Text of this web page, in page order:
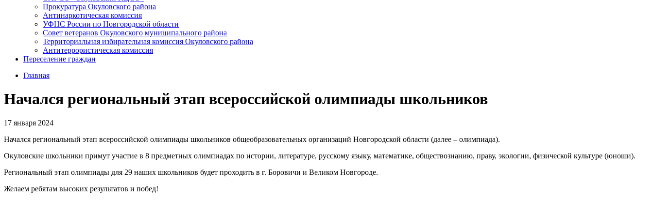
Прокуратура Окуловского района
Антинаркотическая комиссия
УФНС России по Новгородской области
Совет ветеранов Окуловского муниципального района
Территориальная избирательная комиссия Окуловского района
Антитеррористическая комиссия
Переселение граждан
Главная
Начался региональный этап всероссийской олимпиады школьников
17 января 2024
Начался региональный этап всероссийской олимпиады школьников общеобразовательных организаций Новгородской области (далее – олимпиада).
Окуловские школьники примут участие в 8 предметных олимпиадах по истории, литературе, русскому языку, математике, обществознанию, праву, экологии, физической культуре (юноши).
Региональный этап олимпиады для 29 наших школьников будет проходить в г. Боровичи и Великом Новгороде.
Желаем ребятам высоких результатов и побед!